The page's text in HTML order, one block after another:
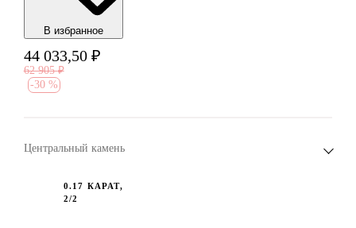
В избранноe
44 033,50 ₽
62 905 ₽
-30 %
Центральный камень
0.17 КАРАТ,
2/2